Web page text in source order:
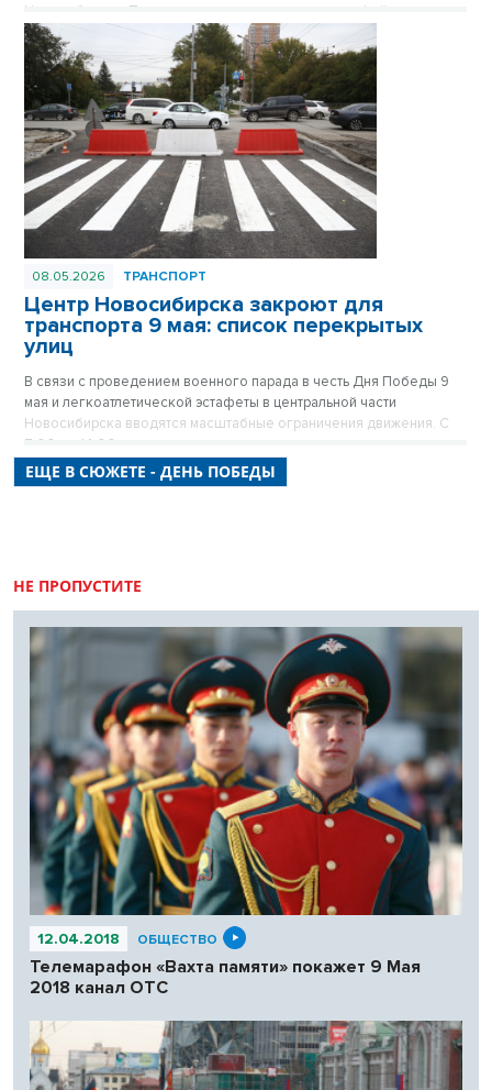
Новосибирска. После завершения праздничного фейерверка в
22.00 в ключевых точках города будут сформированы колонны
автобусов, троллейбусов и трамваев, которые развезут
пассажиров в отдаленные микрорайоны. Отправление транспорта
будет осуществляться по мере наполняемости салонов.
08.05.2026 ТРАНСПОРТ
Центр Новосибирска закроют для
транспорта 9 мая: список перекрытых
улиц
В связи с проведением военного парада в честь Дня Победы 9
мая и легкоатлетической эстафеты в центральной части
Новосибирска вводятся масштабные ограничения движения. С
7:00 до 14:00 десятки улиц станут пешеходными, а стоянка
транспорта на них будет полностью запрещена. Городские власти
просят автомобилистов заранее планировать маршруты и
ЕЩЕ В СЮЖЕТЕ - ДЕНЬ ПОБЕДЫ
НЕ ПРОПУСТИТЕ
12.04.2018 ОБЩЕСТВО
Телемарафон «Вахта памяти» покажет 9 Мая
2018 канал ОТС